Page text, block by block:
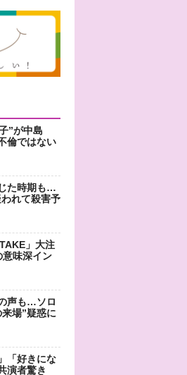
”が中島
倫ではない
た時期も…
れて殺害予
」大注
味深イン
声も…ソロ
場”疑惑に
「好きにな
演者驚き